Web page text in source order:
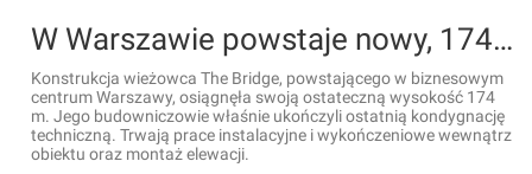
W Warszawie powstaje nowy, 174-metrowy wieżowiec The Bridge [FILMY+ZDJĘCIA]
Konstrukcja wieżowca The Bridge, powstającego w biznesowym
centrum Warszawy, osiągnęła swoją ostateczną wysokość 174
m. Jego budowniczowie właśnie ukończyli ostatnią kondygnację
techniczną. Trwają prace instalacyjne i wykończeniowe wewnątrz
obiektu oraz montaż elewacji.